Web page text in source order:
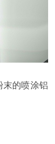
末的喷涂铝